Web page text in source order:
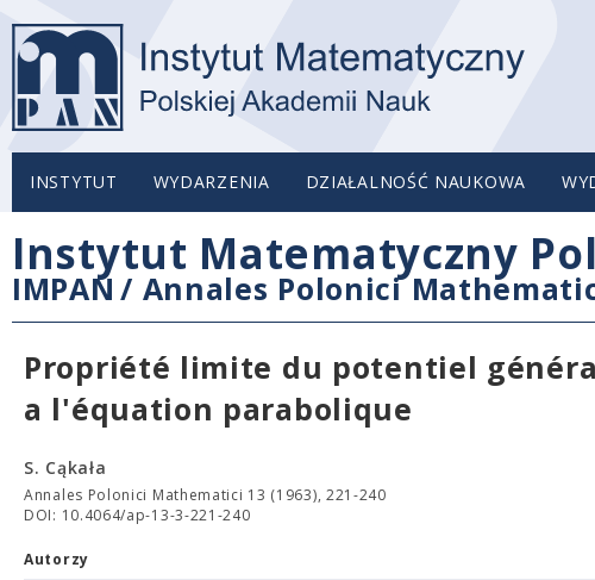
INSTYTUT WYDARZENIA DZIAŁALNOŚĆ NAUKOWA
Instytut Matematyczny
IMPAN / Annales Polonici
Propriété limite du potentiel
a l'équation parabolique
S. Cąkała
Annales Polonici Mathematici 13 (1963), 221-240
DOI: 10.4064/ap-13-3-221-240
Autorzy